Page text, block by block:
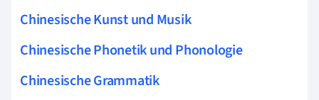
Chinesische Kunst und Musik
Chinesische Phonetik und Phonologie
Chinesische Grammatik